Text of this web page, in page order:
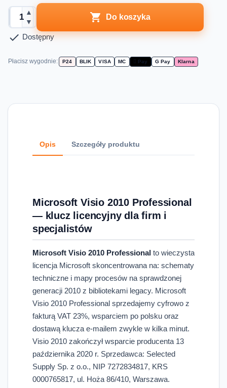
▲
▼
 Do koszyka
 Dostępny
Płacisz wygodnie: P24 BLIK VISA MC  Pay G Pay Klarna
Opis Szczegóły produktu
Microsoft Visio 2010 Professional
— klucz licencyjny dla firm i
specjalistów
Microsoft Visio 2010 Professional to wieczysta
licencja Microsoft skoncentrowana na: schematy
techniczne i mapy procesów na sprawdzonej
generacji 2010 z bibliotekami legacy. Microsoft
Visio 2010 Professional sprzedajemy cyfrowo z
fakturą VAT 23%, wsparciem po polsku oraz
dostawą klucza e-mailem zwykle w kilka minut.
Visio 2010 zakończył wsparcie producenta 13
października 2020 r. Sprzedawca: Selected
Supply Sp. z o.o., NIP 7272834817, KRS
0000765817, ul. Hoża 86/410, Warszawa.